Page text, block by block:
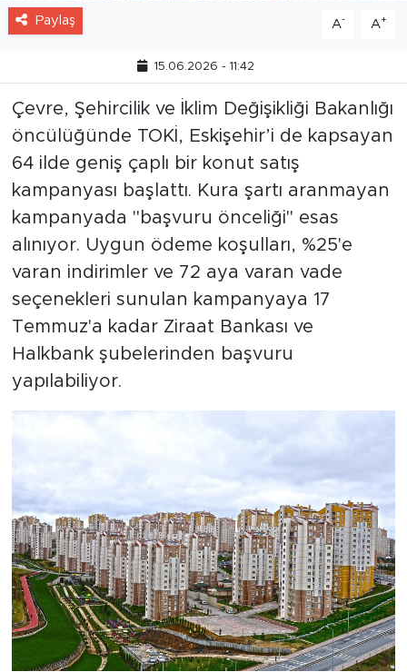
Paylaş A- A+
15.06.2026 - 11:42
Çevre, Şehircilik ve İklim Değişikliği Bakanlığı
öncülüğünde TOKİ, Eskişehir’i de kapsayan
64 ilde geniş çaplı bir konut satış
kampanyası başlattı. Kura şartı aranmayan
kampanyada "başvuru önceliği" esas
alınıyor. Uygun ödeme koşulları, %25'e
varan indirimler ve 72 aya varan vade
seçenekleri sunulan kampanyaya 17
Temmuz'a kadar Ziraat Bankası ve
Halkbank şubelerinden başvuru
yapılabiliyor.